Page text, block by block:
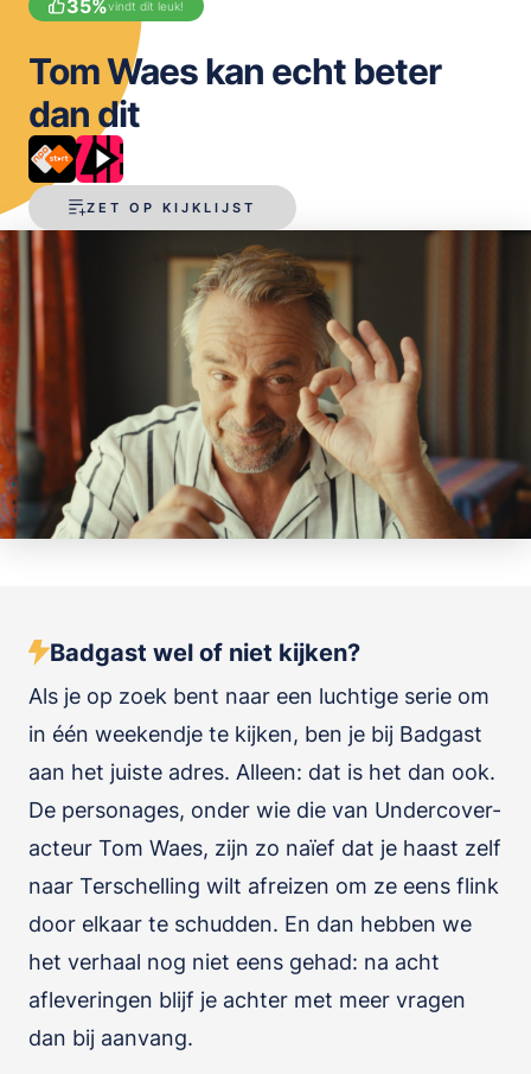
35%vindt dit leuk!
ZET OP KIJKLIJST
Tom Waes kan echt beter
dan dit
Badgast wel of niet kijken?
Als je op zoek bent naar een luchtige serie om
in één weekendje te kijken, ben je bij Badgast
aan het juiste adres. Alleen: dat is het dan ook.
De personages, onder wie die van Undercover-
acteur Tom Waes, zijn zo naïef dat je haast zelf
naar Terschelling wilt afreizen om ze eens flink
door elkaar te schudden. En dan hebben we
het verhaal nog niet eens gehad: na acht
afleveringen blijf je achter met meer vragen
dan bij aanvang.